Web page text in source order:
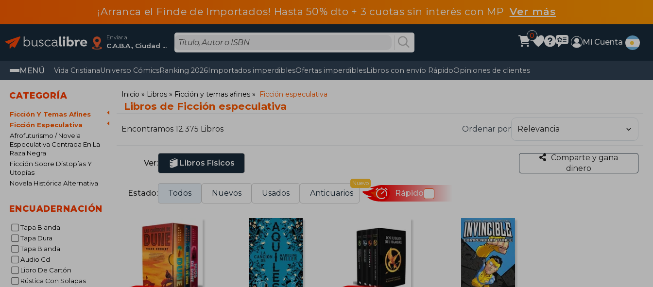
¡Arranca el Finde de Importados! Hasta 50% dto + 3 cuotas sin interés con MP Ver más
Enviar a
C.A.B.A., Ciudad Autónoma De Buenos Aires
0
Mi Cuenta
MENÚ Vida CristianaUniverso CómicsRanking 2026Importados imperdiblesOfertas imperdiblesLibros con envío RápidoOpiniones de clientes
CATEGORÍA
Ficción Y Temas Afines
Ficción Especulativa
Afrofuturismo / Novela
Especulativa Centrada En La
Raza Negra
Ficción Sobre Distopías Y
Utopías
Novela Histórica Alternativa
ENCUADERNACIÓN
Tapa Blanda
Tapa Dura
Tapa Blanda
Audio Cd
Libro De Cartón
Rústica Con Solapas
Inicio Libros Ficción y temas afines Ficción especulativa
Libros de Ficción especulativa
Encontramos 12.375 Libros Ordenar por
Ver: Libros Físicos
Comparte y gana
dinero
Estado: Todos Nuevos Usados Anticuarios
Nuevo
Rápido